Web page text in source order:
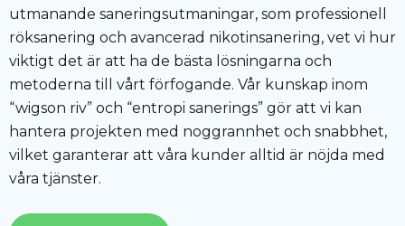
utmanande saneringsutmaningar, som professionell
röksanering och avancerad nikotinsanering, vet vi hur
viktigt det är att ha de bästa lösningarna och
metoderna till vårt förfogande. Vår kunskap inom
“wigson riv” och “entropi sanerings” gör att vi kan
hantera projekten med noggrannhet och snabbhet,
vilket garanterar att våra kunder alltid är nöjda med
våra tjänster.